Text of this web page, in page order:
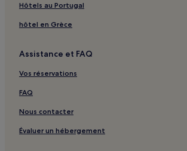
Bellegarde-Sainte-Marie : hôtels
Hôtels au Portugal
hôtel en Grèce
Assistance et FAQ
Vos réservations
FAQ
Nous contacter
Évaluer un hébergement